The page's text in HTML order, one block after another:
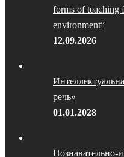
forms of teaching
environment”
12.09.2026
речь»
01.01.2028
Познавательно-